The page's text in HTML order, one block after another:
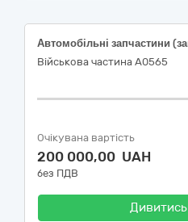
Військова частина А0565
Очікувана вартість
200 000,00 UAH
без ПДВ
Дивитись